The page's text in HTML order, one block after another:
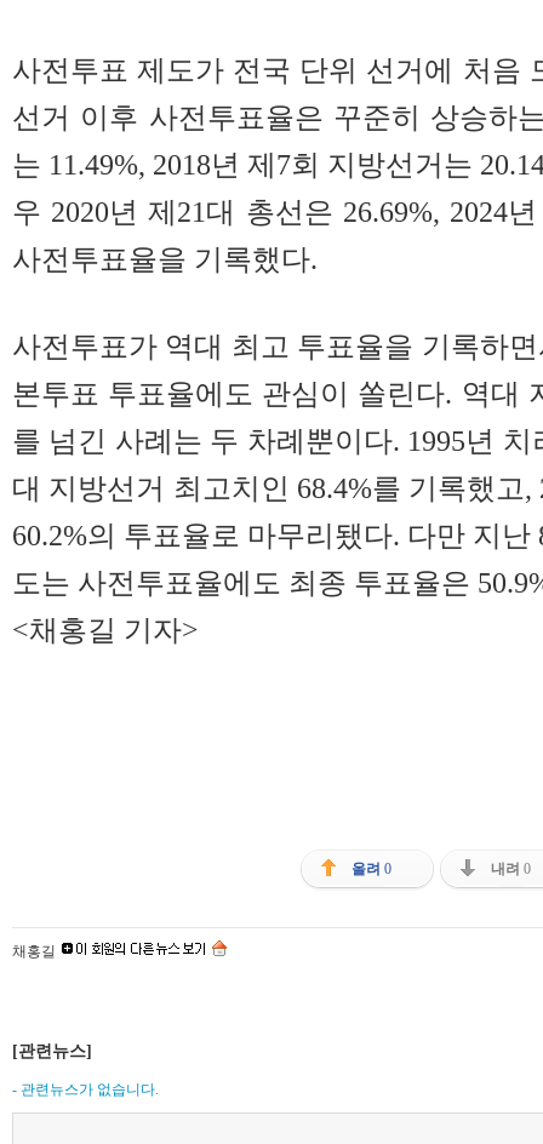
사전투표 제도가 전국 단위 선거에 처음
선거 이후 사전투표율은 꾸준히 상승하
는 11.49%, 2018년 제7회 지방선거는
우 2020년 제21대 총선은 26.69%, 2024
사전투표율을 기록했다.
사전투표가 역대 최고 투표율을 기록하
본투표 투표율에도 관심이 쏠린다. 역대
를 넘긴 사례는 두 차례뿐이다. 1995년
대 지방선거 최고치인 68.4%를 기록했고
60.2%의 투표율로 마무리됐다. 다만 지
도는 사전투표율에도 최종 투표율은
<채홍길 기자>
올려 0 내려 0
채홍길
[관련뉴스]
- 관련뉴스가 없습니다.